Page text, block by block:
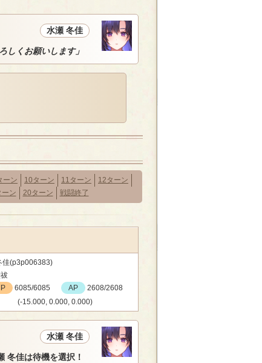
水瀬 冬佳
ろしくお願いします」
ーン 10ターン 11ターン
12ターン
ーン 20ターン 戦闘終了
佳(p3p006383)
6085/6085 AP
2608/2608
(-15.000, 0.000, 0.000)
水瀬 冬佳
冬佳は待機を選択！